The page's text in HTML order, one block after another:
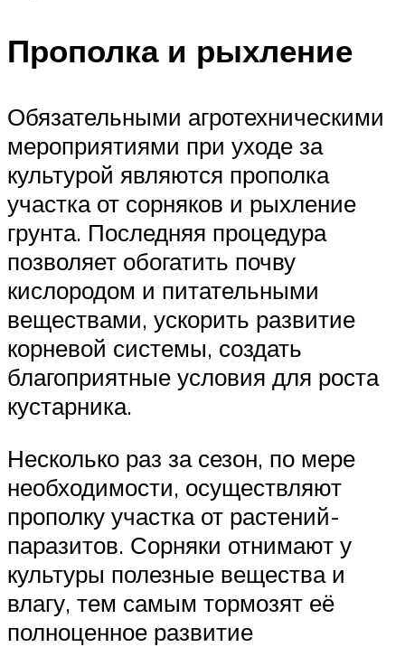
Прополка и рыхление
Обязательными агротехническими
мероприятиями при уходе за
культурой являются прополка
участка от сорняков и рыхление
грунта. Последняя процедура
позволяет обогатить почву
кислородом и питательными
веществами, ускорить развитие
корневой системы, создать
благоприятные условия для роста
кустарника.
Несколько раз за сезон, по мере
необходимости, осуществляют
прополку участка от растений-
паразитов. Сорняки отнимают у
культуры полезные вещества и
влагу, тем самым тормозят её
полноценное развитие